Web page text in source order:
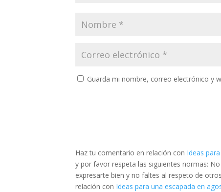
Guarda mi nombre, correo electrónico y
Haz tu comentario en relación con Ideas
y por favor respeta las siguientes normas:
expresarte bien y no faltes al respeto de
relación con Ideas para una escapada en